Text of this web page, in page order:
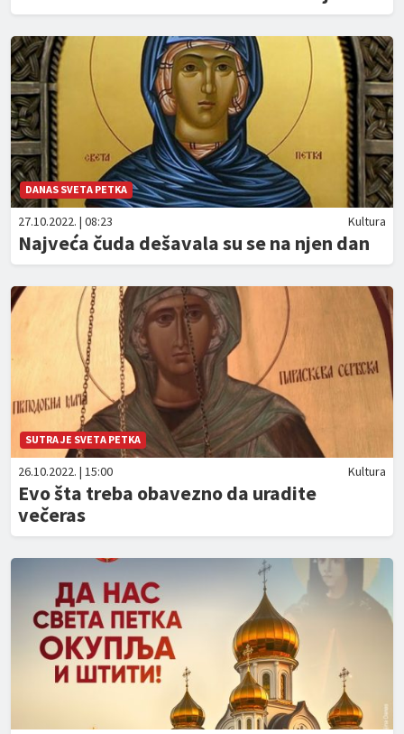
DANAS SVETA PETKA
27.10.2022. | 08:23 Kultura
Najveća čuda dešavala su se na njen dan
SUTRA JE SVETA PETKA
26.10.2022. | 15:00 Kultura
Evo šta treba obavezno da uradite
večeras